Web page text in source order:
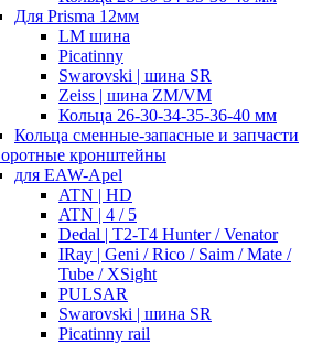
Для Prisma 12мм
LM шина
Picatinny
Swarovski | шина SR
Zeiss | шина ZM/VM
Кольца 26-30-34-35-36-40 мм
Кольца сменные-запасные и запчасти
кронштейны
для EAW-Apel
ATN | HD
ATN | 4 / 5
Dedal | T2-T4 Hunter / Venator
IRay | Geni / Rico / Saim / Mate /
Tube / XSight
PULSAR
Swarovski | шина SR
Picatinny rail